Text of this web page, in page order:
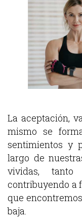
La aceptación,
mismo se
sentimientos y
largo de
vividas,
contribuyendo a
que
baja.